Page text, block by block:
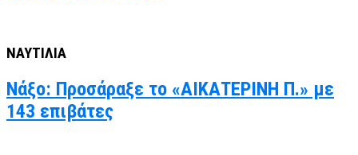
ΝΑΥΤΙΛΙΑ
Νάξο: Προσάραξε το «ΑΙΚΑΤΕΡΙΝΗ Π.» με
143 επιβάτες